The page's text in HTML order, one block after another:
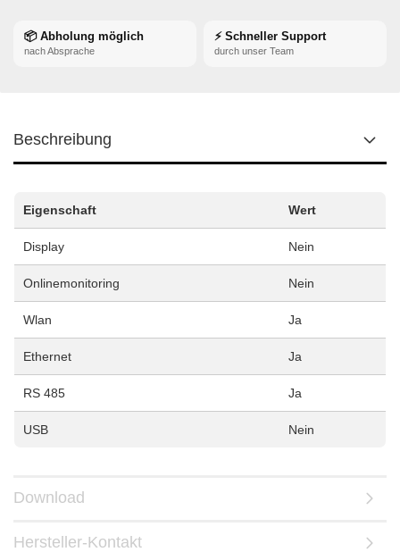
📦 Abholung möglich
nach Absprache
⚡ Schneller Support
durch unser Team
Beschreibung
Eigenschaft Wert
Display Nein
Onlinemonitoring Nein
Wlan Ja
Ethernet Ja
RS 485 Ja
USB Nein
Download
Hersteller-Kontakt